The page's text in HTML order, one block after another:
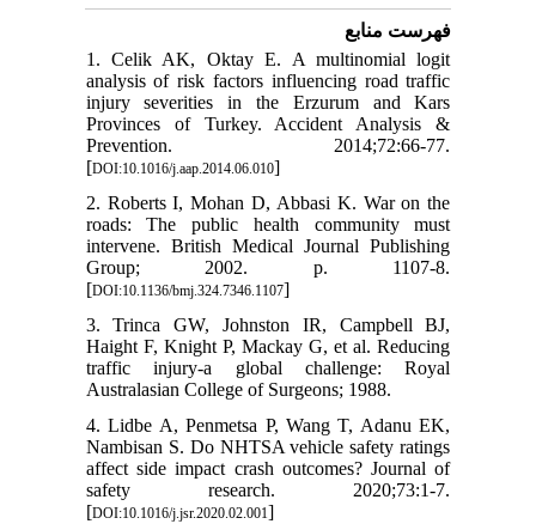
فهرست منابع
1. Celik AK, Oktay E. A multinomial logit
analysis of risk factors influencing road traffic
injury severities in the Erzurum and Kars
Provinces of Turkey. Accident Analysis &
Prevention. 2014;72:66-77.
[DOI:10.1016/j.aap.2014.06.010]
2. Roberts I, Mohan D, Abbasi K. War on the
roads: The public health community must
intervene. British Medical Journal Publishing
Group; 2002. p. 1107-8.
[DOI:10.1136/bmj.324.7346.1107]
3. Trinca GW, Johnston IR, Campbell BJ,
Haight F, Knight P, Mackay G, et al. Reducing
traffic injury-a global challenge: Royal
Australasian College of Surgeons; 1988.
4. Lidbe A, Penmetsa P, Wang T, Adanu EK,
Nambisan S. Do NHTSA vehicle safety ratings
affect side impact crash outcomes? Journal of
safety research. 2020;73:1-7.
[DOI:10.1016/j.jsr.2020.02.001]